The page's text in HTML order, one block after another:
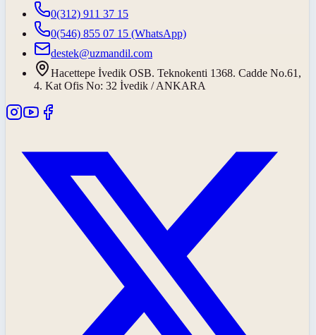
0(312) 911 37 15
0(546) 855 07 15 (WhatsApp)
destek@uzmandil.com
Hacettepe İvedik OSB. Teknokenti 1368. Cadde No.61,
4. Kat Ofis No: 32 İvedik / ANKARA